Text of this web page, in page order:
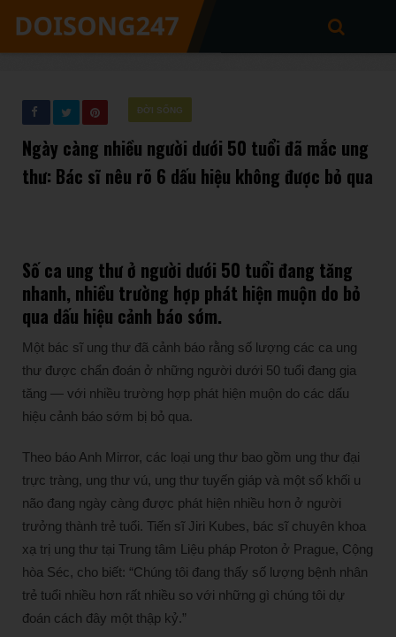
ĐỜI SỐNG
Ngày càng nhiều người dưới 50 tuổi đã mắc ung
thư: Bác sĩ nêu rõ 6 dấu hiệu không được bỏ qua
Số ca ung thư ở người dưới 50 tuổi đang tăng
nhanh, nhiều trường hợp phát hiện muộn do bỏ
qua dấu hiệu cảnh báo sớm.
Một bác sĩ ung thư đã cảnh báo rằng số lượng các ca ung
thư được chẩn đoán ở những người dưới 50 tuổi đang gia
tăng — với nhiều trường hợp phát hiện muộn do các dấu
hiệu cảnh báo sớm bị bỏ qua.
Theo báo Anh Mirror, các loại ung thư bao gồm ung thư đại
trực tràng, ung thư vú, ung thư tuyến giáp và một số khối u
não đang ngày càng được phát hiện nhiều hơn ở người
trưởng thành trẻ tuổi. Tiến sĩ Jiri Kubes, bác sĩ chuyên khoa
xạ trị ung thư tại Trung tâm Liệu pháp Proton ở Prague, Cộng
hòa Séc, cho biết: “Chúng tôi đang thấy số lượng bệnh nhân
trẻ tuổi nhiều hơn rất nhiều so với những gì chúng tôi dự
đoán cách đây một thập kỷ.”